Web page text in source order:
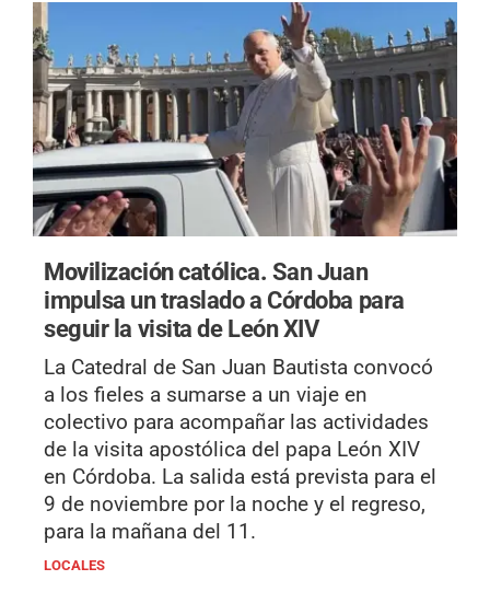
Movilización católica. San Juan
impulsa un traslado a Córdoba para
seguir la visita de León XIV
La Catedral de San Juan Bautista convocó
a los fieles a sumarse a un viaje en
colectivo para acompañar las actividades
de la visita apostólica del papa León XIV
en Córdoba. La salida está prevista para el
9 de noviembre por la noche y el regreso,
para la mañana del 11.
LOCALES